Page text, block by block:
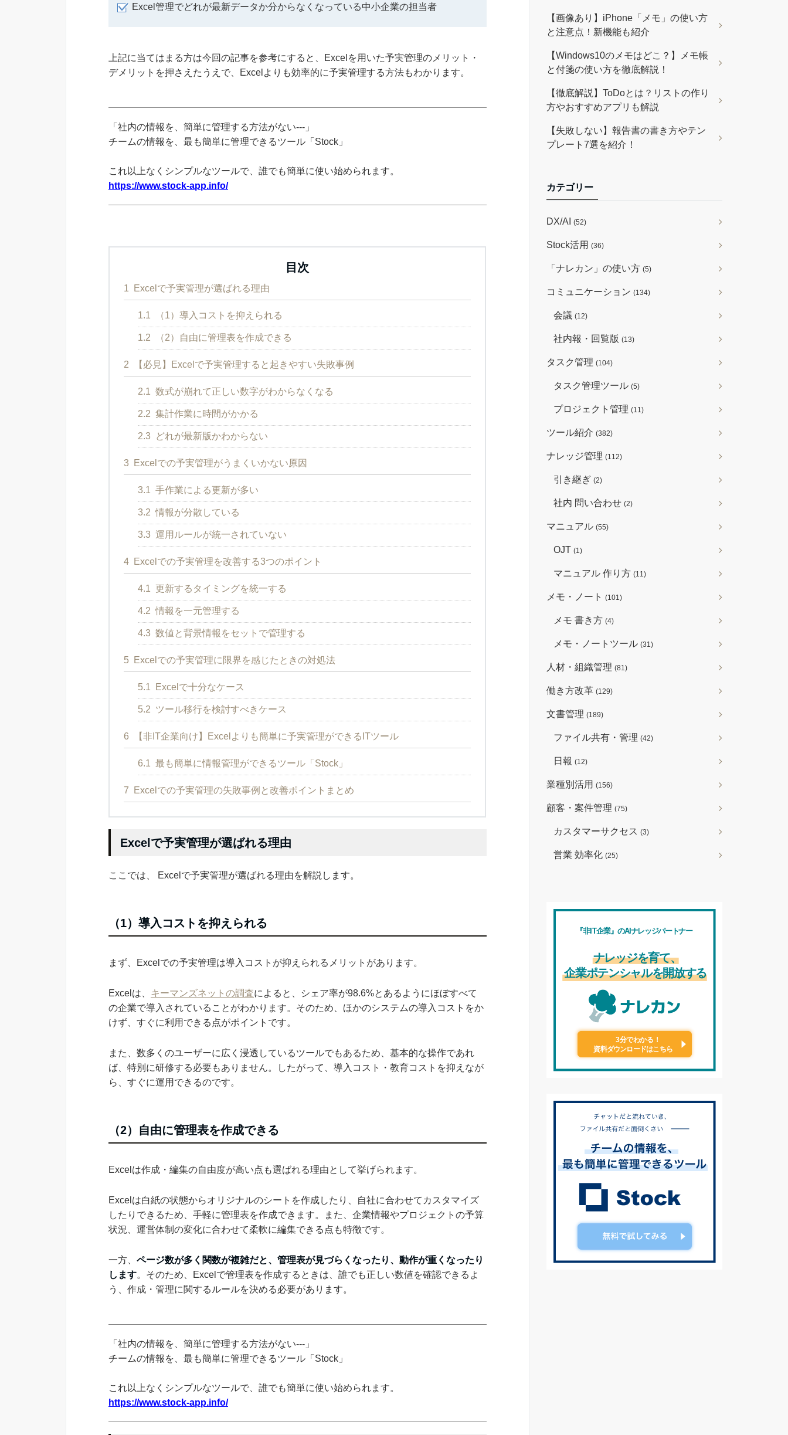
Excel管理でどれが最新データか分からなくなっている中小企業の担当者
上記に当てはまる方は今回の記事を参考にすると、Excelを用いた予実管理のメリット・
デメリットを押さえたうえで、Excelよりも効率的に予実管理する方法もわかります。
「社内の情報を、簡単に管理する方法がない---」
チームの情報を、最も簡単に管理できるツール「Stock」
これ以上なくシンプルなツールで、誰でも簡単に使い始められます。
https://www.stock-app.info/
目次
1 Excelで予実管理が選ばれる理由
1.1 （1）導入コストを抑えられる
1.2 （2）自由に管理表を作成できる
2 【必見】Excelで予実管理すると起きやすい失敗事例
2.1 数式が崩れて正しい数字がわからなくなる
2.2 集計作業に時間がかかる
2.3 どれが最新版かわからない
3 Excelでの予実管理がうまくいかない原因
3.1 手作業による更新が多い
3.2 情報が分散している
3.3 運用ルールが統一されていない
4 Excelでの予実管理を改善する3つのポイント
4.1 更新するタイミングを統一する
4.2 情報を一元管理する
4.3 数値と背景情報をセットで管理する
5 Excelでの予実管理に限界を感じたときの対処法
5.1 Excelで十分なケース
5.2 ツール移行を検討すべきケース
6 【非IT企業向け】Excelよりも簡単に予実管理ができるITツール
6.1 最も簡単に情報管理ができるツール「Stock」
7 Excelでの予実管理の失敗事例と改善ポイントまとめ
Excelで予実管理が選ばれる理由
ここでは、 Excelで予実管理が選ばれる理由を解説します。
（1）導入コストを抑えられる
まず、Excelでの予実管理は導入コストが抑えられるメリットがあります。
Excelは、 キーマンズネットの調査によると、シェア率が98.6%とあるようにほぼすべて
の企業で導入されていることがわかります。そのため、ほかのシステムの導入コストをか
けず、すぐに利用できる点がポイントです。
また、数多くのユーザーに広く浸透しているツールでもあるため、基本的な操作であれ
ば、特別に研修する必要もありません。したがって、導入コスト・教育コストを抑えなが
ら、すぐに運用できるのです。
（2）自由に管理表を作成できる
Excelは作成・編集の自由度が高い点も選ばれる理由として挙げられます。
Excelは白紙の状態からオリジナルのシートを作成したり、自社に合わせてカスタマイズ
したりできるため、手軽に管理表を作成できます。また、企業情報やプロジェクトの予算
状況、運営体制の変化に合わせて柔軟に編集できる点も特徴です。
一方、 ページ数が多く関数が複雑だと、管理表が見づらくなったり、動作が重くなったり
します。そのため、Excelで管理表を作成するときは、誰でも正しい数値を確認できるよ
う、作成・管理に関するルールを決める必要があります。
「社内の情報を、簡単に管理する方法がない---」
チームの情報を、最も簡単に管理できるツール「Stock」
これ以上なくシンプルなツールで、誰でも簡単に使い始められます。
https://www.stock-app.info/
【画像あり】iPhone「メモ」の使い方
と注意点！新機能も紹介
【Windows10のメモはどこ？】メモ帳
と付箋の使い方を徹底解説！
【徹底解説】ToDoとは？リストの作り
方やおすすめアプリも解説
【失敗しない】報告書の書き方やテン
プレート7選を紹介！
カテゴリー
DX/AI (52)
Stock活用 (36)
「ナレカン」の使い方 (5)
コミュニケーション (134)
会議 (12)
社内報・回覧版 (13)
タスク管理 (104)
タスク管理ツール (5)
プロジェクト管理 (11)
ツール紹介 (382)
ナレッジ管理 (112)
引き継ぎ (2)
社内 問い合わせ (2)
マニュアル (55)
OJT (1)
マニュアル 作り方 (11)
メモ・ノート (101)
メモ 書き方 (4)
メモ・ノートツール (31)
人材・組織管理 (81)
働き方改革 (129)
文書管理 (189)
ファイル共有・管理 (42)
日報 (12)
業種別活用 (156)
顧客・案件管理 (75)
カスタマーサクセス (3)
営業 効率化 (25)